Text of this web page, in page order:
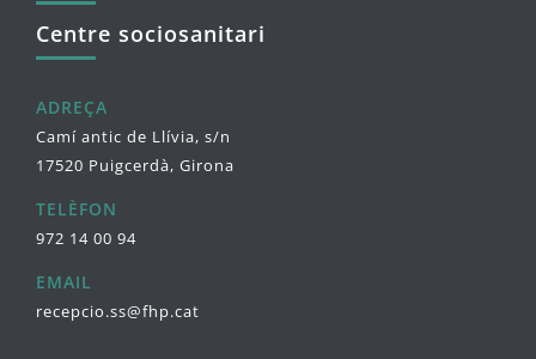
Centre sociosanitari
ADREÇA
Camí antic de Llívia, s/n
17520 Puigcerdà, Girona
TELÈFON
972 14 00 94
EMAIL
recepcio.ss@fhp.cat